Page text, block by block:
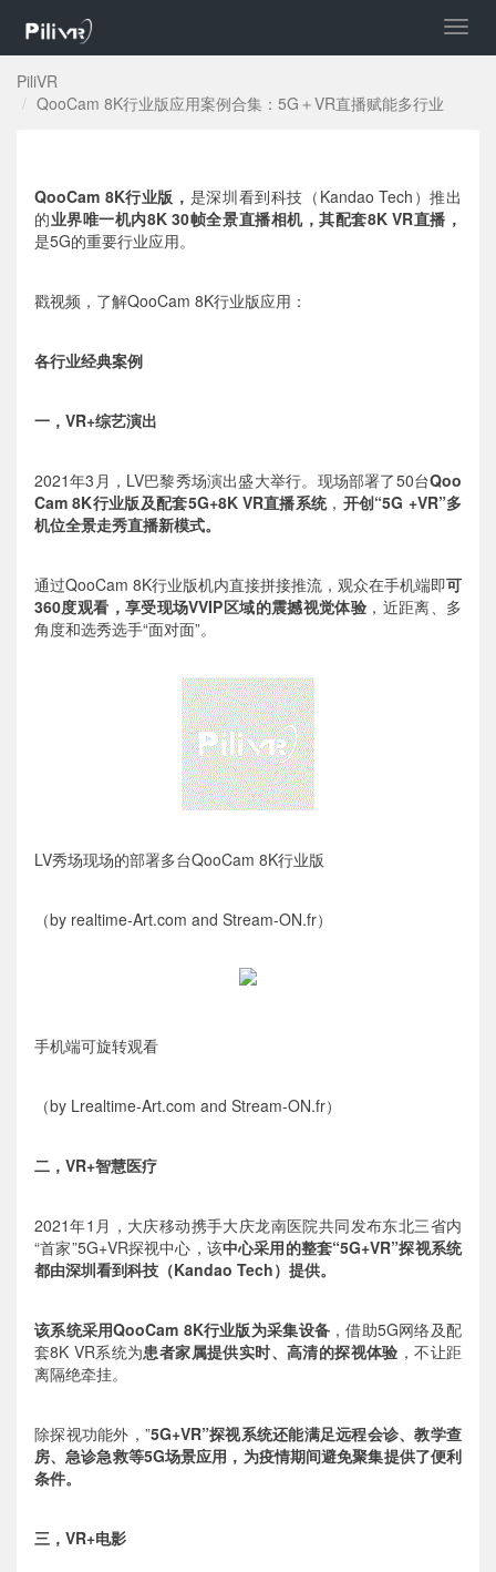
切
换
PiliVR
QooCam 8K行业版应用案例合集：5G＋VR直播赋能多行业
QooCam 8K行业版， 是深圳看到科技（Kandao Tech）推出
的业界唯一机内8K 30帧全景直播相机，其配套8K VR直播，
是5G的重要行业应用。
戳视频，了解QooCam 8K行业版应用：
各行业经典案例
一，VR+综艺演出
2021年3月，LV巴黎秀场演出盛大举行。现场部署了50台Qoo
Cam 8K行业版及配套5G+8K VR直播系统， 开创“5G +VR”多
机位全景走秀直播新模式。
通过QooCam 8K行业版机内直接拼接推流，观众在手机端即可
360度观看，享受现场VVIP区域的震撼视觉体验 ，近距离、多
角度和选秀选手“面对面”。
LV秀场现场的部署多台QooCam 8K行业版
（by realtime-Art.com and Stream-ON.fr）
手机端可旋转观看
（by Lrealtime-Art.com and Stream-ON.fr）
二，VR+智慧医疗
2021年1月，大庆移动携手大庆龙南医院共同发布东北三省内
“首家”5G+VR探视中心，该中心采用的整套“5G+VR”探视系统
都由深圳看到科技（Kandao Tech）提供。
该系统采用QooCam 8K行业版为采集设备 ，借助5G网络及配
套8K VR系统为患者家属提供实时、高清的探视体验 ，不让距
离隔绝牵挂。
除探视功能外，”5G+VR”探视系统还能满足远程会诊、教学查
房、急诊急救等5G场景应用，为疫情期间避免聚集提供了便利
条件。
三，VR+电影